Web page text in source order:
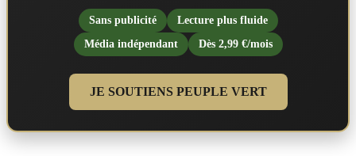
Sans publicité
Lecture plus fluide
Média indépendant
Dès 2,99 €/mois
JE SOUTIENS PEUPLE VERT